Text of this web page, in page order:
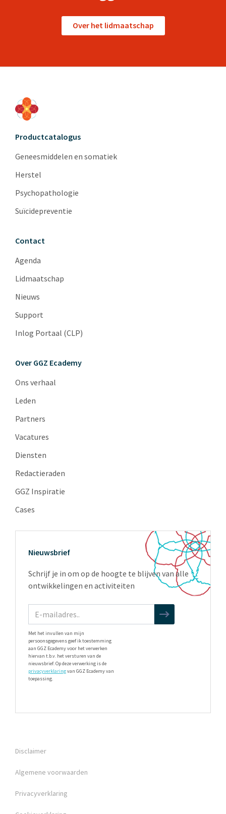
Over het lidmaatschap
Productcatalogus
Geneesmiddelen en somatiek
Herstel
Psychopathologie
Suïcidepreventie
Contact
Agenda
Lidmaatschap
Nieuws
Support
Inlog Portaal (CLP)
Over GGZ Ecademy
Ons verhaal
Leden
Partners
Vacatures
Diensten
Redactieraden
GGZ Inspiratie
Cases
Nieuwsbrief
Schrijf je in om op de hoogte te blijven van alle
ontwikkelingen en activiteiten
Met het invullen van mijn
persoonsgegevens geef ik toestemming
aan GGZ Ecademy voor het verwerken
hiervan t.b.v. het versturen van de
nieuwsbrief. Op deze verwerking is de
privacyverklaringvan GGZ Ecademy van
toepassing.
Disclaimer
Algemene voorwaarden
Privacyverklaring